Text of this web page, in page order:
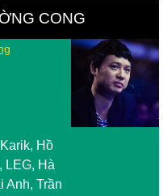
CONG
Hồ
LEG, Hà
Anh, Trần